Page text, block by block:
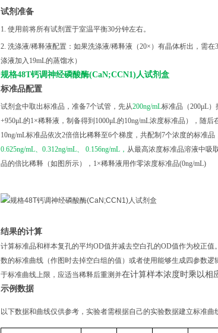
试剂准备
1. 使用前将所有试剂置于室温平衡30分钟左右。
2. 洗涤液/稀释液配置：如果洗涤液/稀释液（20×）有晶体析出，需
涤液加入19mL的蒸馏水）
规格48T钙调神经磷酸酶(CaN;CCN1)人试剂盒
标准品配置
试剂盒中取出标准品，准备7个试管，先从200ng/mL标准品（200μL
+950μL的1×稀释液，制备得到1000μL的10ng/mL浓度标准品），随
10ng/mL标准品依次2倍倍比稀释至6个梯度，共配制7个浓度的标准品
0.625ng/mL、0.312ng/mL、 0.156ng/mL， 从最高浓度标准品溶液中吸
品的倍比稀释（如图所示），1×稀释液用作零浓度标准品(0ng/mL)
结果的计算
计算标准品和样本复孔的平均OD值并减去空白孔的OD值作为校正
数的标准曲线（作图时去掉空白组的值）或者使用能够生成四参数
于标准曲线上限，应适当稀释后重测并在计算样本浓度时乘以相
示例数据
以下数据和曲线仅供参考，实验者需根据自己的实验数据建立标准曲